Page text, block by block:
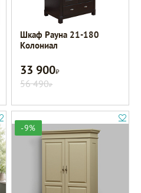
Шкаф Рауна 21-180
Колониал
33 900Р
56 490Р
-9%